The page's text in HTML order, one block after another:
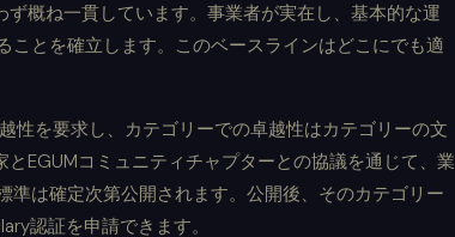
ず概ね一貫しています。事業者が実在し、基本的な運
ことを確立します。このベースラインはどこにでも適
性を要求し、カテゴリーでの卓越性はカテゴリーの文
EGUMコミュニティチャプターとの協議を通じて、業
準は確定次第公開されます。公開後、そのカテゴリー
認証を申請できます。